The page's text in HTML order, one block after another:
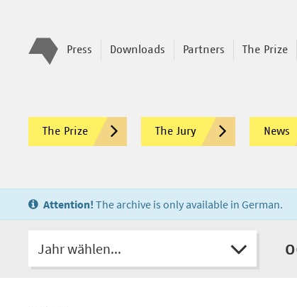
Press Downloads Partners The Prize
The Prize The Jury News
Attention! The archive is only available in German.
Jahr wählen...